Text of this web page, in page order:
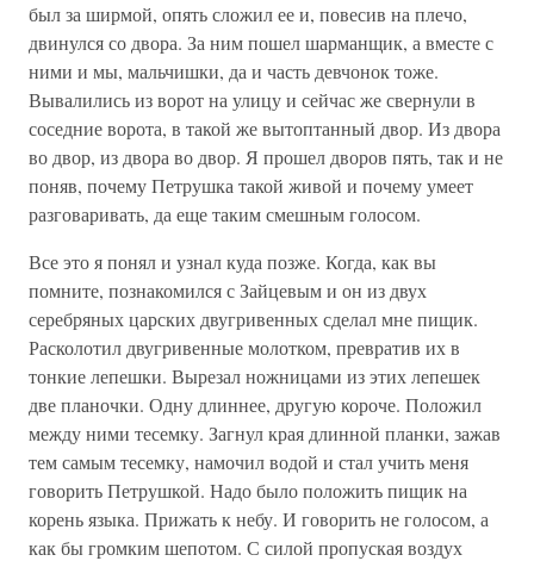
был за ширмой, опять сложил ее и, повесив на плечо,
двинулся со двора. За ним пошел шарманщик, а вместе с
ними и мы, мальчишки, да и часть девчонок тоже.
Вывалились из ворот на улицу и сейчас же свернули в
соседние ворота, в такой же вытоптанный двор. Из двора
во двор, из двора во двор. Я прошел дворов пять, так и не
поняв, почему Петрушка такой живой и почему умеет
разговаривать, да еще таким смешным голосом.
Все это я понял и узнал куда позже. Когда, как вы
помните, познакомился с Зайцевым и он из двух
серебряных царских двугривенных сделал мне пищик.
Расколотил двугривенные молотком, превратив их в
тонкие лепешки. Вырезал ножницами из этих лепешек
две планочки. Одну длиннее, другую короче. Положил
между ними тесемку. Загнул края длинной планки, зажав
тем самым тесемку, намочил водой и стал учить меня
говорить Петрушкой. Надо было положить пищик на
корень языка. Прижать к небу. И говорить не голосом, а
как бы громким шепотом. С силой пропуская воздух